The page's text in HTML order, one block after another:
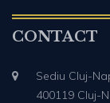
CONTACT
Sediu Cluj-
400119 Cluj-